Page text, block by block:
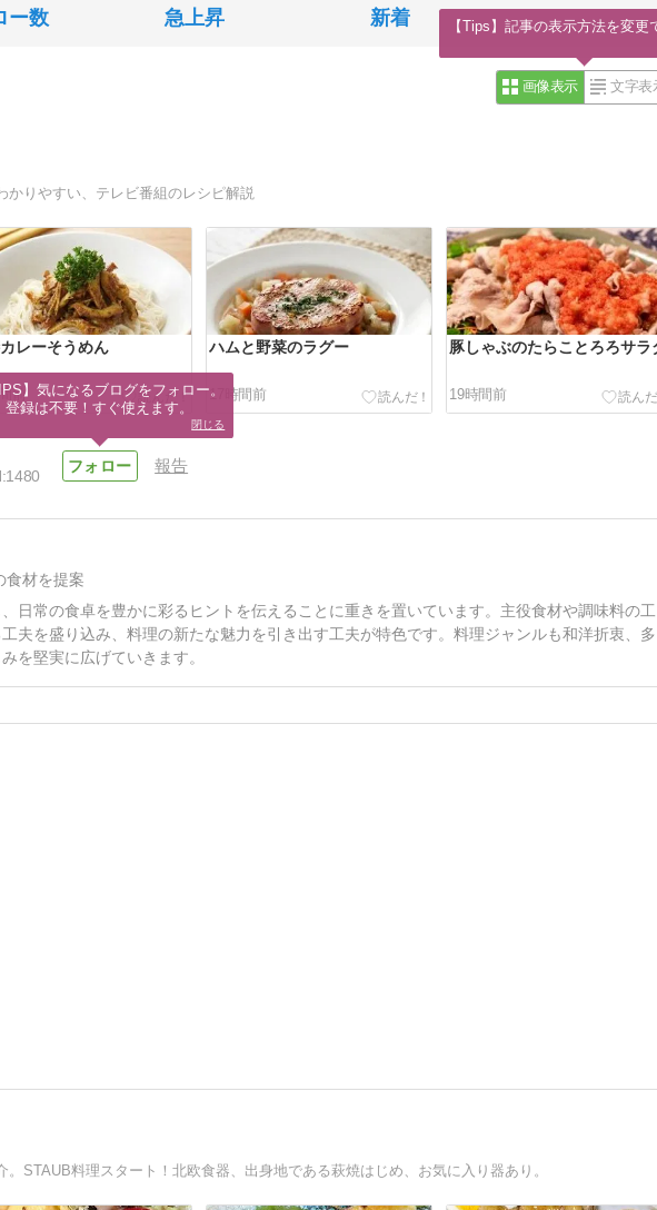
ー数 急上昇 新着
画像表示 文字表
かりやすい、テレビ番組のレシピ解説
レーそうめん
前
ハムと野菜のラグー
17時間前
豚しゃぶのたらことろろサラ
19時間前
1480
報告
食材を提案
日常の食卓を豊かに彩るヒントを伝えることに重きを置いています。主役食材や調味料の工
夫を盛り込み、料理の新たな魅力を引き出す工夫が特色です。料理ジャンルも和洋折衷、多
を堅実に広げていきます。
STAUB料理スタート！北欧食器、出身地である萩焼はじめ、お気に入り器あり。
】気になるブログをフォロー。
登録は不要！すぐ使えます。
閉じる
【Tips】記事の表示方法を変更